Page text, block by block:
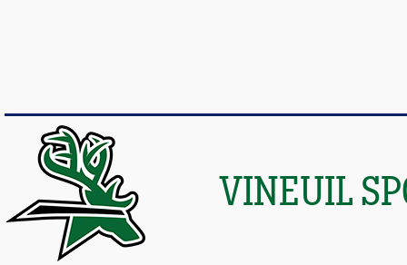
VINEUIL